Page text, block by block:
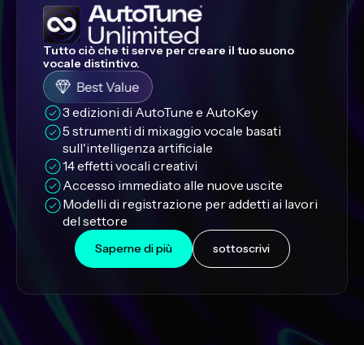
Tutto ciò che ti serve per creare il tuo suono
vocale distintivo.
3 edizioni di AutoTune e AutoKey
5 strumenti di mixaggio vocale basati
sull'intelligenza artificiale
14 effetti vocali creativi
Accesso immediato alle nuove uscite
Modelli di registrazione per addetti ai lavori
del settore
Saperne di più sottoscrivi